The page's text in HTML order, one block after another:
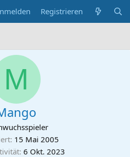
Registrieren
M
15 Mai 2005
6 Okt. 2023